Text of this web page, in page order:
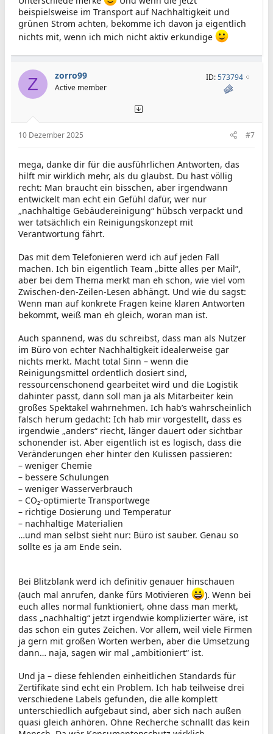
beispielsweise im Transport auf Nachhaltigkeit und
grünen Strom achten, bekomme ich davon ja eigentlich
nichts mit, wenn ich mich nicht aktiv erkundige
Z zorro99
Active member
ID:573794
10 Dezember 2025 #7
mega, danke dir für die ausführlichen Antworten, das
hilft mir wirklich mehr, als du glaubst. Du hast völlig
recht: Man braucht ein bisschen, aber irgendwann
entwickelt man echt ein Gefühl dafür, wer nur
„nachhaltige Gebäudereinigung“ hübsch verpackt und
wer tatsächlich ein Reinigungskonzept mit
Verantwortung fährt.
Das mit dem Telefonieren werd ich auf jeden Fall
machen. Ich bin eigentlich Team „bitte alles per Mail“,
aber bei dem Thema merkt man eh schon, wie viel vom
Zwischen-den-Zeilen-Lesen abhängt. Und wie du sagst:
Wenn man auf konkrete Fragen keine klaren Antworten
bekommt, weiß man eh gleich, woran man ist.
Auch spannend, was du schreibst, dass man als Nutzer
im Büro von echter Nachhaltigkeit idealerweise gar
nichts merkt. Macht total Sinn – wenn die
Reinigungsmittel ordentlich dosiert sind,
ressourcenschonend gearbeitet wird und die Logistik
dahinter passt, dann soll man ja als Mitarbeiter kein
großes Spektakel wahrnehmen. Ich hab’s wahrscheinlich
falsch herum gedacht: Ich hab mir vorgestellt, dass es
irgendwie „anders“ riecht, länger dauert oder sichtbar
schonender ist. Aber eigentlich ist es logisch, dass die
Veränderungen eher hinter den Kulissen passieren:
– weniger Chemie
– bessere Schulungen
– weniger Wasserverbrauch
– CO₂-optimierte Transportwege
– richtige Dosierung und Temperatur
– nachhaltige Materialien
…und man selbst sieht nur: Büro ist sauber. Genau so
sollte es ja am Ende sein.
Bei Blitzblank werd ich definitiv genauer hinschauen
(auch mal anrufen, danke fürs Motivieren
). Wenn bei
euch alles normal funktioniert, ohne dass man merkt,
dass „nachhaltig“ jetzt irgendwie komplizierter wäre, ist
das schon ein gutes Zeichen. Vor allem, weil viele Firmen
ja gern mit großen Worten werben, aber die Umsetzung
dann… naja, sagen wir mal „ambitioniert“ ist.
Und ja – diese fehlenden einheitlichen Standards für
Zertifikate sind echt ein Problem. Ich hab teilweise drei
verschiedene Labels gefunden, die alle komplett
unterschiedlich aufgebaut sind, aber sich nach außen
quasi gleich anhören. Ohne Recherche schnallt das kein